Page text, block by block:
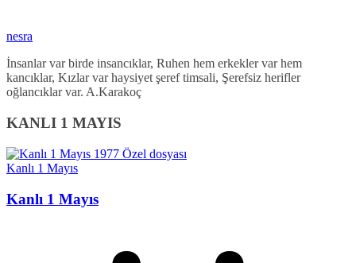
nesra
İnsanlar var birde insancıklar, Ruhen hem erkekler var hem
kancıklar, Kızlar var haysiyet şeref timsali, Şerefsiz herifler
oğlancıklar var. A.Karakoç
KANLI 1 MAYIS
Kanlı 1 Mayıs
Kanlı 1 Mayıs